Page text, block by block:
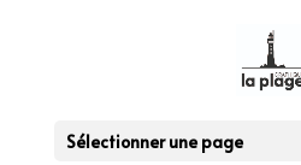
Sélectionner une page